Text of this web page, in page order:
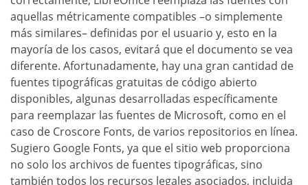
aquellas métricamente compatibles –o simplemente
más similares– definidas por el usuario y, esto en la
mayoría de los casos, evitará que el documento se vea
diferente. Afortunadamente, hay una gran cantidad de
fuentes tipográficas gratuitas de código abierto
disponibles, algunas desarrolladas específicamente
para reemplazar las fuentes de Microsoft, como en el
caso de Croscore Fonts, de varios repositorios en línea.
Sugiero Google Fonts, ya que el sitio web proporciona
no solo los archivos de fuentes tipográficas, sino
también todos los recursos legales asociados, incluida